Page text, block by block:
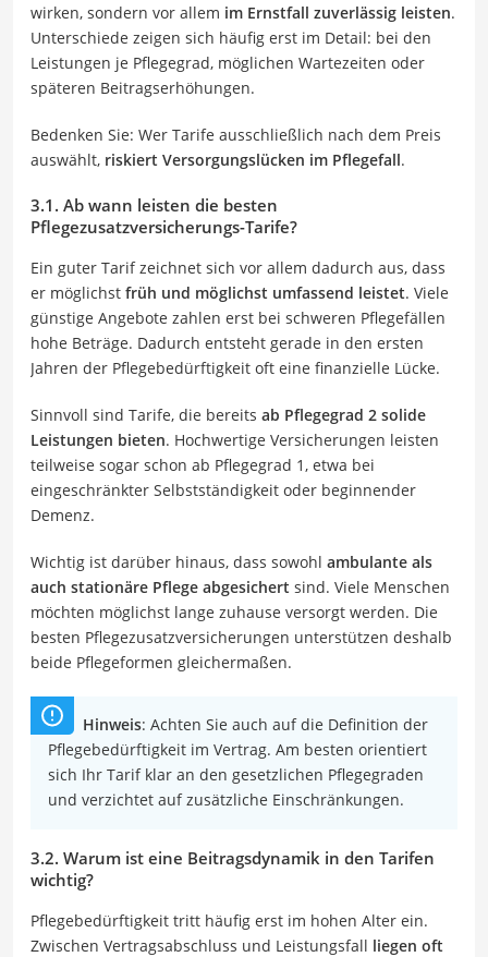
wirken, sondern vor allem im Ernstfall zuverlässig leisten.
Unterschiede zeigen sich häufig erst im Detail: bei den
Leistungen je Pflegegrad, möglichen Wartezeiten oder
späteren Beitragserhöhungen.
Bedenken Sie: Wer Tarife ausschließlich nach dem Preis
auswählt, riskiert Versorgungslücken im Pflegefall.
3.1. Ab wann leisten die besten
Pflegezusatzversicherungs-Tarife?
Ein guter Tarif zeichnet sich vor allem dadurch aus, dass
er möglichst früh und möglichst umfassend leistet. Viele
günstige Angebote zahlen erst bei schweren Pflegefällen
hohe Beträge. Dadurch entsteht gerade in den ersten
Jahren der Pflegebedürftigkeit oft eine finanzielle Lücke.
Sinnvoll sind Tarife, die bereits ab Pflegegrad 2 solide
Leistungen bieten. Hochwertige Versicherungen leisten
teilweise sogar schon ab Pflegegrad 1, etwa bei
eingeschränkter Selbstständigkeit oder beginnender
Demenz.
Wichtig ist darüber hinaus, dass sowohl ambulante als
auch stationäre Pflege abgesichert sind. Viele Menschen
möchten möglichst lange zuhause versorgt werden. Die
besten Pflegezusatzversicherungen unterstützen deshalb
beide Pflegeformen gleichermaßen.
Hinweis: Achten Sie auch auf die Definition der
Pflegebedürftigkeit im Vertrag. Am besten orientiert
sich Ihr Tarif klar an den gesetzlichen Pflegegraden
und verzichtet auf zusätzliche Einschränkungen.
3.2. Warum ist eine Beitragsdynamik in den Tarifen
wichtig?
Pflegebedürftigkeit tritt häufig erst im hohen Alter ein.
Zwischen Vertragsabschluss und Leistungsfall liegen oft